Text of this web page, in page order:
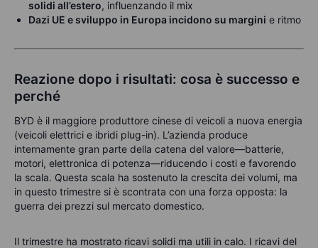
solidi all’estero, influenzando il mix
Dazi UE e sviluppo in Europa incidono su margini e ritmo
Reazione dopo i risultati: cosa è successo e
perché
BYD è il maggiore produttore cinese di veicoli a nuova energia
(veicoli elettrici e ibridi plug-in). L’azienda produce
internamente gran parte della catena del valore—batterie,
motori, elettronica di potenza—riducendo i costi e favorendo
la scala. Questa scala ha sostenuto la crescita dei volumi, ma
in questo trimestre si è scontrata con una forza opposta: la
guerra dei prezzi sul mercato domestico.
Il trimestre ha mostrato ricavi solidi ma utili in calo. I ricavi del